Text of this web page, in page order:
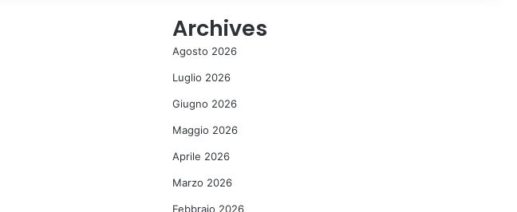
Archives
Agosto 2026
Luglio 2026
Giugno 2026
Maggio 2026
Aprile 2026
Marzo 2026
Febbraio 2026